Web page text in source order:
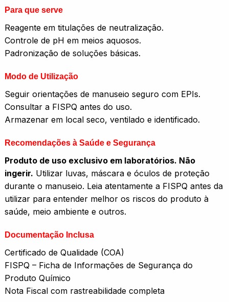
Para que serve
Reagente em titulações de neutralização.
Controle de pH em meios aquosos.
Padronização de soluções básicas.
Modo de Utilização
Seguir orientações de manuseio seguro com EPIs.
Consultar a FISPQ antes do uso.
Armazenar em local seco, ventilado e identificado.
Recomendações à Saúde e Segurança
Produto de uso exclusivo em laboratórios. Não
ingerir. Utilizar luvas, máscara e óculos de proteção
durante o manuseio. Leia atentamente a FISPQ antes da
utilizar para entender melhor os riscos do produto à
saúde, meio ambiente e outros.
Documentação Inclusa
Certificado de Qualidade (COA)
FISPQ – Ficha de Informações de Segurança do
Produto Químico
Nota Fiscal com rastreabilidade completa